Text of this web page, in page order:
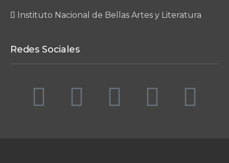
Instituto Nacional de Bellas Artes y Literatura
Redes Sociales